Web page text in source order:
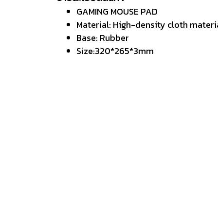
GAMING MOUSE PAD
Material: High-density cloth
Base: Rubber
Size:320*265*3mm